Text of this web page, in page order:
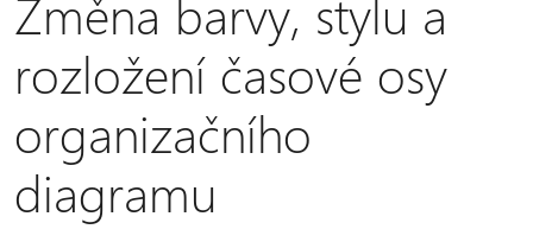
účtu
Změna barvy, stylu a
rozložení časové osy
organizačního
diagramu